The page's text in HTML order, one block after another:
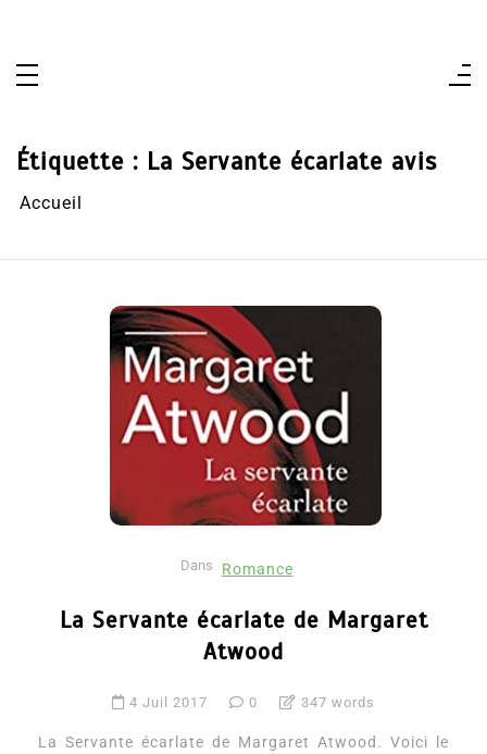
Étiquette : La Servante écarlate avis
Accueil
Dans Romance
La Servante écarlate de Margaret
Atwood
4 Juil 2017 0 347 words
La Servante écarlate de Margaret Atwood. Voici le